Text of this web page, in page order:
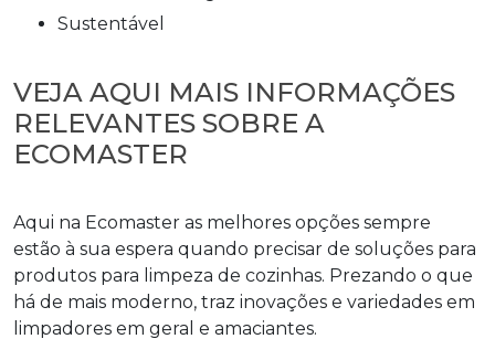
sustentável
VEJA AQUI MAIS INFORMAÇÕES
RELEVANTES SOBRE A
ECOMASTER
Aqui na Ecomaster as melhores opções sempre
estão à sua espera quando precisar de soluções para
produtos para limpeza de cozinhas. Prezando o que
há de mais moderno, traz inovações e variedades em
limpadores em geral e amaciantes.